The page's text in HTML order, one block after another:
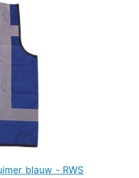
blauw - RWS